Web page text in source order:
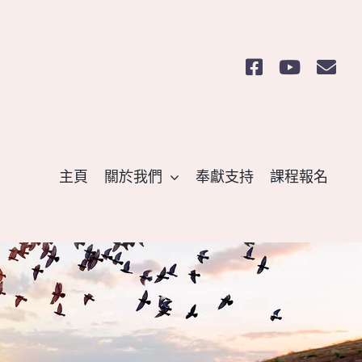
主頁 關於我們 奉獻支持 課程報名